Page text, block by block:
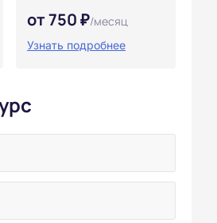
от 750 ₽/месяц
Узнать подробнее